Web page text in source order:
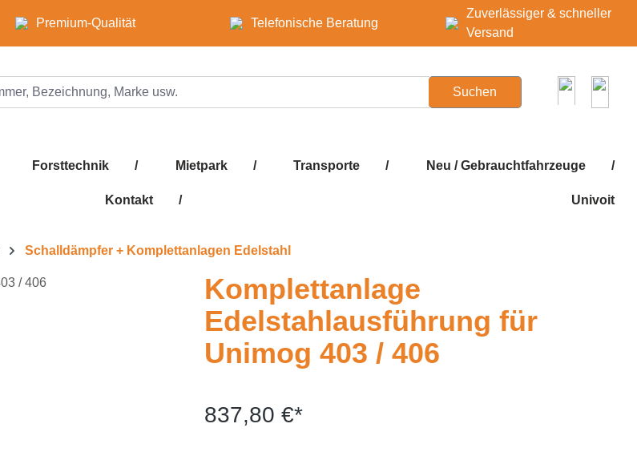
Premium-Qualität Telefonische Beratung
Zuverlässiger & schneller
Versand
Suchen
Forsttechnik / Mietpark / Transporte / Neu / Gebrauchtfahrzeuge /
Kontakt / Univoit
Schalldämpfer + Komplettanlagen Edelstahl
Komplettanlage
Edelstahlausführung für
Unimog 403 / 406
837,80 €*